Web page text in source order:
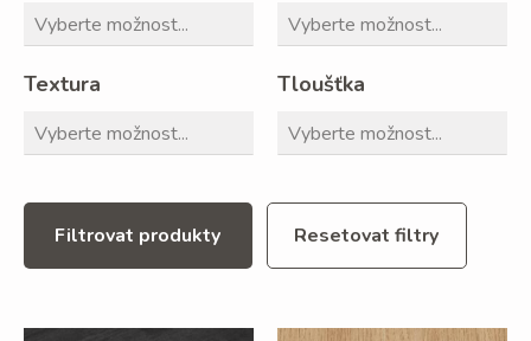
Textura Tloušťka
Filtrovat produkty Resetovat filtry